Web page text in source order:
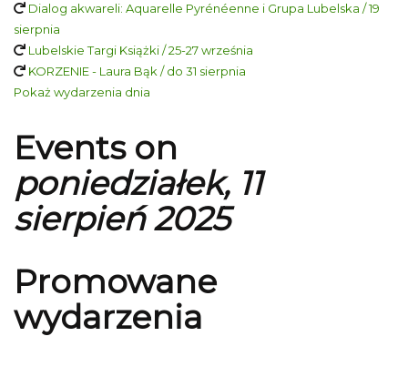
Dialog akwareli: Aquarelle Pyrénéenne i Grupa Lubelska / 19
sierpnia
Lubelskie Targi Książki / 25-27 września
KORZENIE - Laura Bąk / do 31 sierpnia
Pokaż wydarzenia dnia
Events on
poniedziałek, 11
sierpień 2025
Promowane
wydarzenia